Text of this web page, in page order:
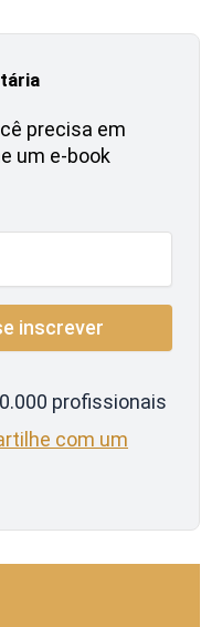
precisa em
um e-book
profissionais
com um